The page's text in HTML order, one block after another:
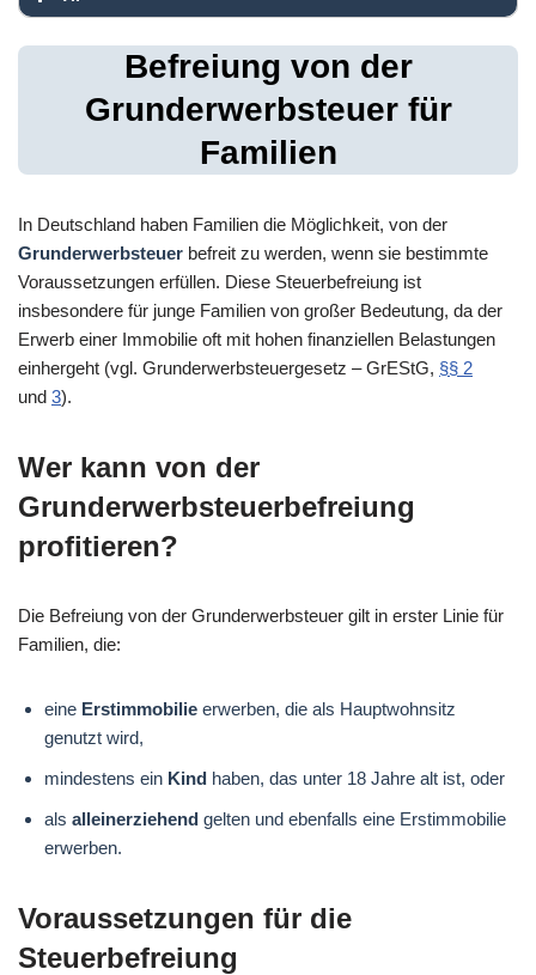
Befreiung von der
Grunderwerbsteuer für
Familien
In Deutschland haben Familien die Möglichkeit, von der
Grunderwerbsteuer befreit zu werden, wenn sie bestimmte
Voraussetzungen erfüllen. Diese Steuerbefreiung ist
insbesondere für junge Familien von großer Bedeutung, da der
Erwerb einer Immobilie oft mit hohen finanziellen Belastungen
einhergeht (vgl. Grunderwerbsteuergesetz – GrEStG, §§ 2
und 3).
Wer kann von der
Grunderwerbsteuerbefreiung
profitieren?
Die Befreiung von der Grunderwerbsteuer gilt in erster Linie für
Familien, die:
eine Erstimmobilie erwerben, die als Hauptwohnsitz
genutzt wird,
mindestens ein Kind haben, das unter 18 Jahre alt ist, oder
alsalleinerziehend gelten und ebenfalls eine Erstimmobilie
erwerben.
Voraussetzungen für die
Steuerbefreiung